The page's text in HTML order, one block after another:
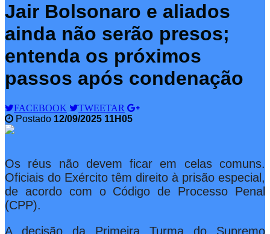
Jair Bolsonaro e aliados
ainda não serão presos;
entenda os próximos
passos após condenação
FACEBOOK
TWEETAR
Postado 12/09/2025 11H05
Os réus não devem ficar em celas comuns.
Oficiais do Exército têm direito à prisão especial,
de acordo com o Código de Processo Penal
(CPP).
A decisão da Primeira Turma do Supremo